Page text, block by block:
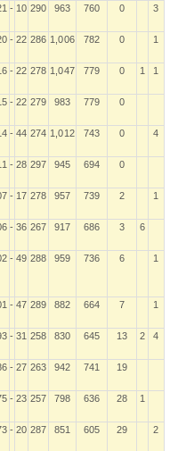
- 10 290 963 760 0 3
- 22 286 1,006 782 0 1
- 22 278 1,047 779 0 1 1
- 22 279 983 779 0
- 44 274 1,012 743 0 4
- 28 297 945 694 0
- 17 278 957 739 2 1
- 36 267 917 686 3 6
- 49 288 959 736 6 1
- 47 289 882 664 7 1
- 31 258 830 645 13 2 4
- 27 263 942 741 19
- 23 257 798 636 28 1
- 20 287 851 605 29 2